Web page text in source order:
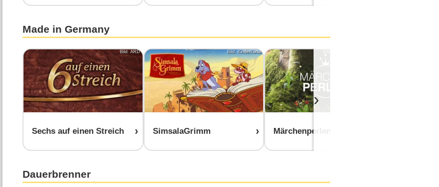
Made in Germany
Bild: ARD
Sechs auf einen Streich
Bild: Kinderkanal
SimsalaGrimm Märchenperlen
›
Dauerbrenner